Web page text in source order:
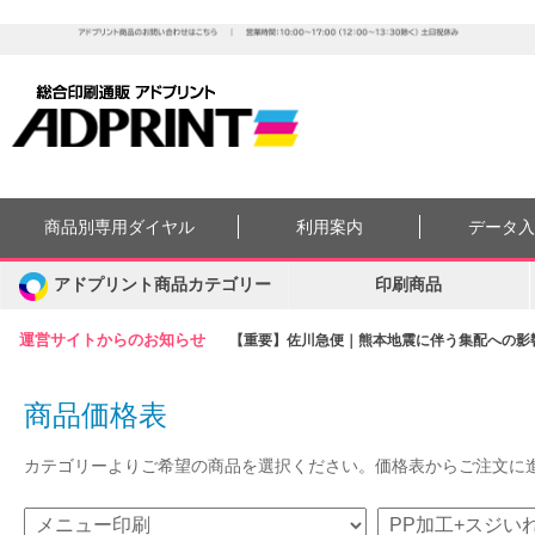
運営サイトからのお知らせ 【重要】佐川急便｜熊本地震に伴う集配への
商品別専用ダイヤル 利用案内 データ
アドプリント商品カテゴリー 印刷商品
商品価格表
カテゴリーよりご希望の商品を選択ください。価格表からご注文に